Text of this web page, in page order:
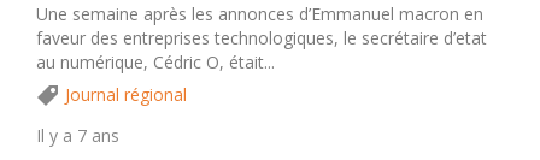
Une semaine après les annonces d’Emmanuel macron en
faveur des entreprises technologiques, le secrétaire d’etat
au numérique, Cédric O, était...
Journal régional
Il y a 7 ans